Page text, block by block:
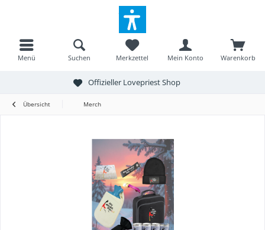
Menü Warenkorb
Merkzettel Mein Konto
Suchen
Offizieller Lovepriest Shop
Übersicht Merch